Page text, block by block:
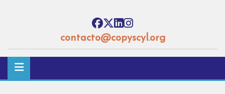
contacto@copyscyl.org